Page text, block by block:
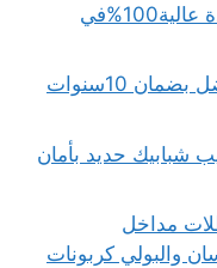
حداد الخرج..خبرة 10سنوات وجودة عالية100%في
تركيب شبك النوافذ بالرياض..الافضل بضمان 10سنوات
شبابيك حديد بأمان
مظلات مداخل
والبولي كربونات